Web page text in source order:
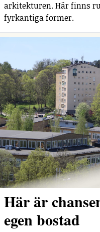
arkitekturen. Här finns
fyrkantiga former.
Här är
egen bostad